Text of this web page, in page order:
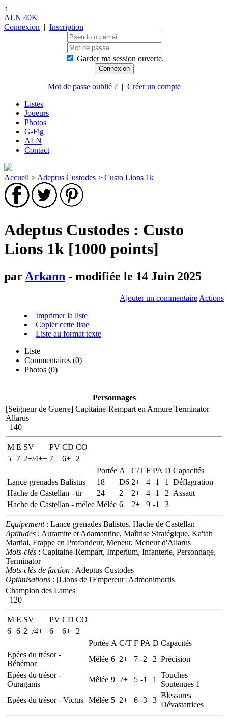
↑
ALN 40K
Connexion | Inscription
Garder ma session ouverte.
Mot de passe oublié ?| Créer un compte
Listes
Joueurs
Photos
G-Fig
ALN
Contact
Accueil > Adeptus Custodes > Custo Lions 1k
Adeptus Custodes : Custo
Lions 1k [1000 points]
par Arkann - modifiée le 14 Juin 2025
Ajouter un commentaire Actions
Imprimer la liste
Copier cette liste
Liste au format texte
Liste
Commentaires (0)
Photos (0)
Personnages
[Seigneur de Guerre] Capitaine-Rempart en Armure Terminator
Allarus
140
M E SV PV CD CO
5
7 2+/4++ 7 6+
2
Portée A C/T F PA D Capacités
Lance-grenades Balistus
18 D6 2+ 4 -1 1
Déflagration
Hache de Castellan - tir
24 2 2+ 4 -1 2 Assaut
Hache de Castellan - mêlée Mêlée 6 2+ 9 -1 3
Equipement: Lance-grenades Balistus, Hache de Castellan
Aptitudes : Auramite et Adamantine, Maîtrise Stratégique, Ka'tah
Martial, Frappe en Profondeur, Meneur, Meneur d'Allarus
Mots-clés : Capitaine-Rempart, Imperium, Infanterie, Personnage,
Terminator
Mots-clés de faction : Adeptus Custodes
Optimisations : [Lions de l'Empereur] Admonimortis
Champion des Lames
120
M E SV PV CD CO
6 6 2+/4++ 6 6+
2
Portée A C/T F PA D Capacités
Epées du trésor -
Béhémor
Mêlée 6 2+ 7 -2 2 Précision
Epées du trésor -
Ouraganis
Mêlée 9 2+ 5 -1 1
Touches
Soutenues 1
Epées du trésor - Victus Mêlée 5 2+ 6 -3 3
Blessures
Dévastatrices